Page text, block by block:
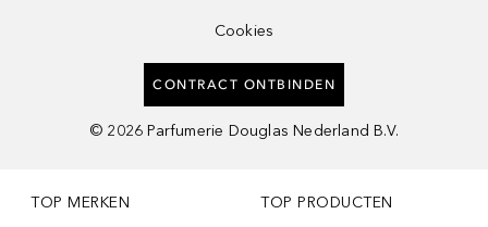
Cookies
CONTRACT ONTBINDEN
© 2026 Parfumerie Douglas Nederland B.V.
TOP MERKEN TOP PRODUCTEN